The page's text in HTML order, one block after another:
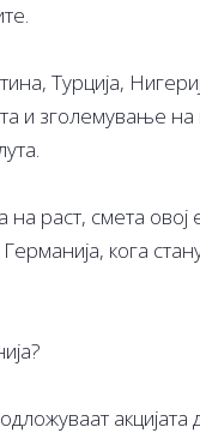
Турција,
и зголемување на
раст, смета овој
кога